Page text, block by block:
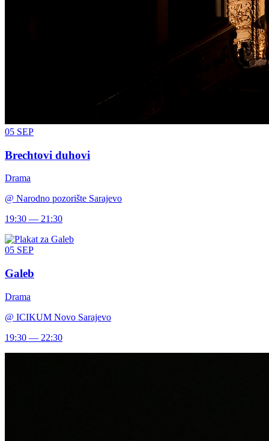
05 SEP
Brechtovi duhovi
Drama
@ Narodno pozorište Sarajevo
19:30 — 21:30
05 SEP
Galeb
Drama
@ ICIKUM Novo Sarajevo
19:30 — 22:30